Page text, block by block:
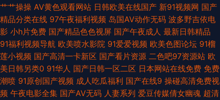
色ww 精品国精品国产自 天堂色网站 91美网站 成人福利影院无码 欧美一区
二区蜜桃 影音先锋伦理资源AV 99精品国产视频 久草网精品在线 91传谋视频
婷婷色情五月成人网 四虎久久 中文字幕va影音先锋 91传媒免费网站入口 先
锋影音天堂婷婷 亚州综合影院 日韩一级免费 在线求艹 激情图区亚洲欧美日
艹艹操操 AV黄色观看网站 日韩欧美在线国产 新91视频网 国产
精品分类在线 97午夜福利视频 岛国AV动作无码 波多野吉依电
影 小h片免费 国产精品色色视屏 国产午夜成人 最新日韩精品
91福利视频导航 欧美喷水影院 91爱爱视频 欧美色图论坛 91榴
莲小视频 国产高清一卡新区 国产看片资源 二色吧97资源站 欧
美日韩另类0 91华人 国产日韩一区二区 日本网站在线免费 免费
潮喷 91原创国产视频 成人吃瓜福利 国产在线9 操碰高清免费视
频 午夜电影全集 国产AV无码 人妻系列 爱豆传媒倩女幽魂 超清